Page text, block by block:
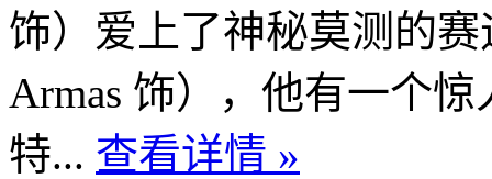
饰）爱上了神秘莫测的赛
Armas 饰），他有一个
特... 查看详情 »